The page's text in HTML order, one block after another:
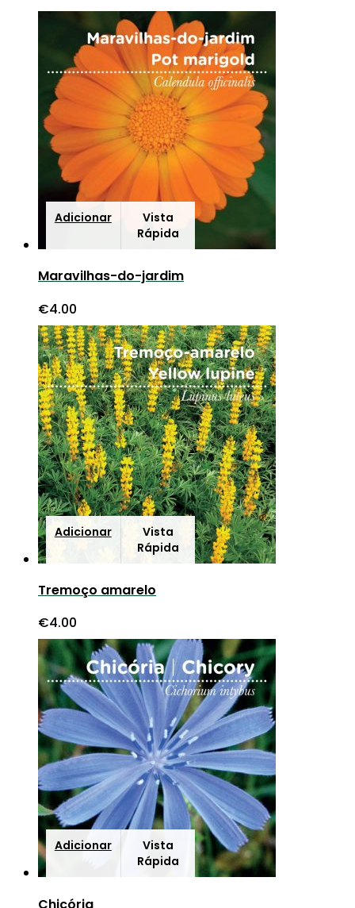
Adicionar
Vista
Rápida
Maravilhas-do-jardim
€4.00
Adicionar
Vista
Rápida
Tremoço amarelo
€4.00
Adicionar
Vista
Rápida
Chicória